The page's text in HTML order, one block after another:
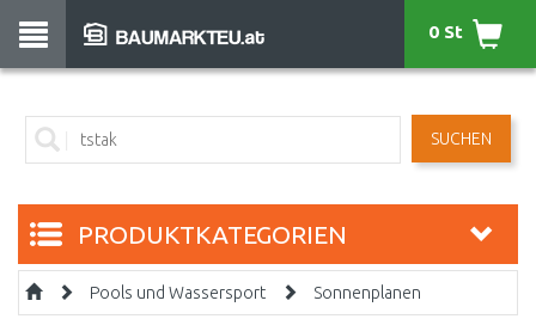
SUCHEN
0 St
PRODUKTKATEGORIEN
Pools und Wassersport Sonnenplanen